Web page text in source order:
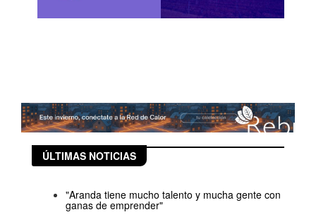
ÚLTIMAS NOTICIAS
"Aranda tiene mucho talento y mucha gente con
ganas de emprender"